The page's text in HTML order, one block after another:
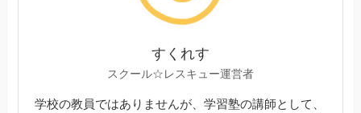
すくれす
スクール☆レスキュー運営者
学校の教員ではありませんが、学習塾の講師として、